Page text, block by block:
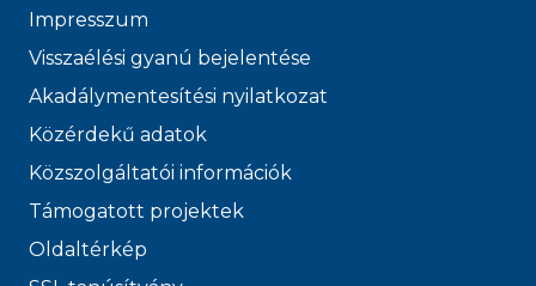
Impresszum
Visszaélési gyanú bejelentése
Akadálymentesítési nyilatkozat
Közérdekű adatok
Közszolgáltatói információk
Támogatott projektek
Oldaltérkép